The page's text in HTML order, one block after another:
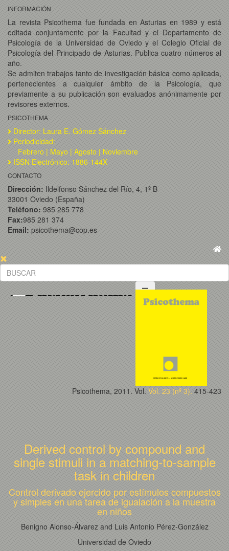
INFORMACIÓN
La revista Psicothema fue fundada en Asturias en 1989 y está
editada conjuntamente por la Facultad y el Departamento de
Psicología de la Universidad de Oviedo y el Colegio Oficial de
Psicología del Principado de Asturias. Publica cuatro números al
año.
Se admiten trabajos tanto de investigación básica como aplicada,
pertenecientes a cualquier ámbito de la Psicología, que
previamente a su publicación son evaluados anónimamente por
revisores externos.
PSICOTHEMA
Director: Laura E. Gómez Sánchez
Periodicidad:
Febrero | Mayo | Agosto | Noviembre
ISSN Electrónico: 1886-144X
CONTACTO
Dirección: Ildelfonso Sánchez del Río, 4, 1º B
33001 Oviedo (España)
Teléfono: 985 285 778
Fax:985 281 374
Email: psicothema@cop.es
Psicothema, 2011. Vol. Vol. 23 (nº 3). 415-423
Derived control by compound and
single stimuli in a matching-to-sample
task in children
Control derivado ejercido por estímulos compuestos
y simples en una tarea de igualación a la muestra
en niños
Benigno Alonso-Álvarez and Luis Antonio Pérez-González
Universidad de Oviedo